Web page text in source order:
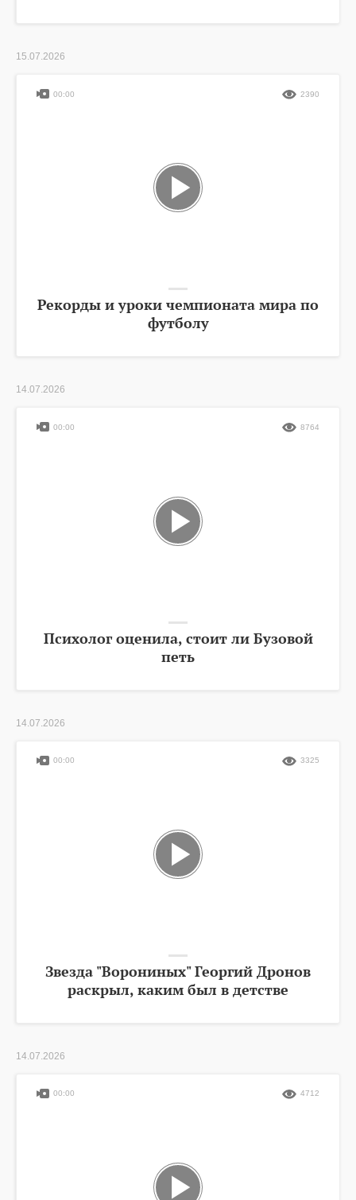
15.07.2026
Рекорды и уроки чемпионата мира по
футболу
00:00 2390
14.07.2026
Психолог оценила, стоит ли Бузовой
петь
00:00 8764
14.07.2026
Звезда "Ворониных" Георгий Дронов
раскрыл, каким был в детстве
00:00 3325
14.07.2026
00:00 4712